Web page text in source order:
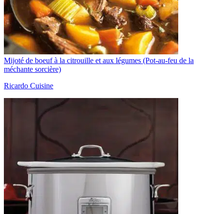
Mijoté de boeuf à la citrouille et aux légumes (Pot-au-feu de la
méchante sorcière)
Ricardo Cuisine